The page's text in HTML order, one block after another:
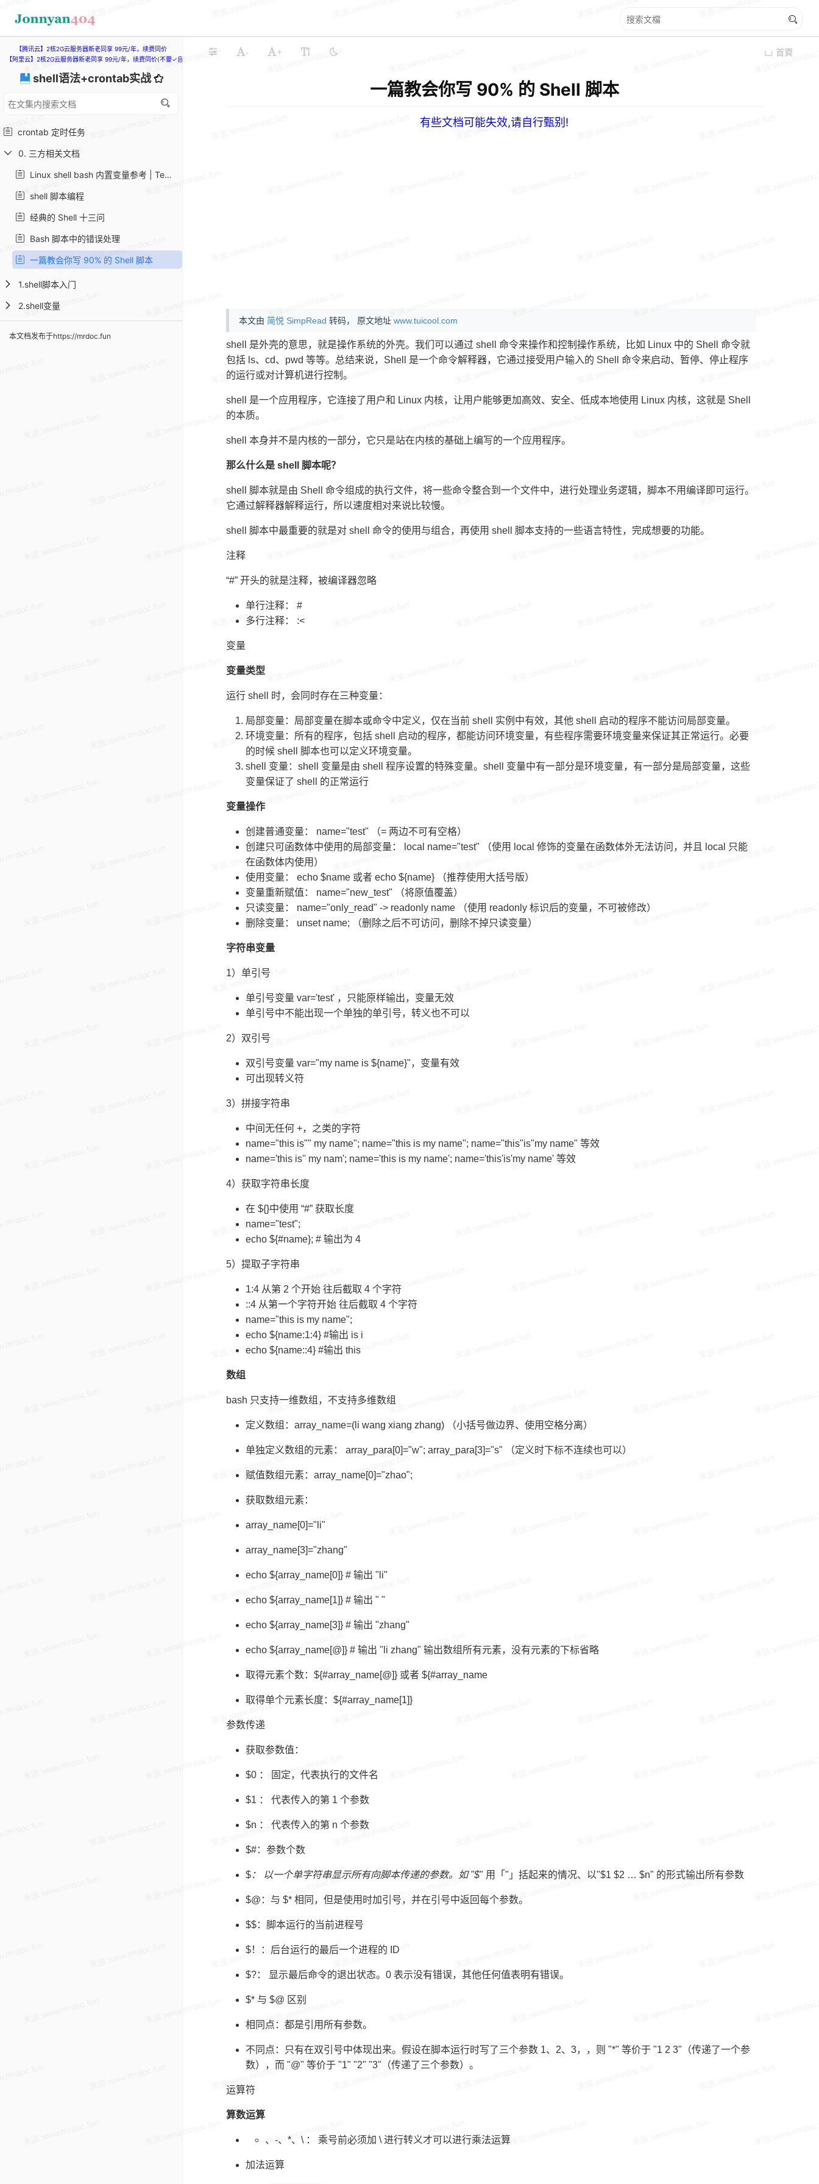
【腾讯云】2核2G云服务器新老同享 99元/年，续费同价
【阿里云】2核2G云服务器新老同享 99元/年，续费同价(不要✓自动续费)
shell语法+crontab实战
crontab 定时任务
0. 三方相关文档
Linux shell bash 内置变量参考 | Tengwait
shell 脚本编程
经典的 Shell 十三问
Bash 脚本中的错误处理
一篇教会你写 90% 的 Shell 脚本
1.shell脚本入门
2.shell变量
本文档发布于https://mrdoc.fun
- + 首頁
一篇教会你写 90% 的 Shell 脚本
有些文档可能失效,请自行甄别!
本文由 简悦 SimpRead 转码， 原文地址 www.tuicool.com
shell 是外壳的意思，就是操作系统的外壳。我们可以通过 shell 命令来操作和控制操作系统，比如 Linux 中的 Shell 命令就
包括 ls、cd、pwd 等等。总结来说，Shell 是一个命令解释器，它通过接受用户输入的 Shell 命令来启动、暂停、停止程序
的运行或对计算机进行控制。
shell 是一个应用程序，它连接了用户和 Linux 内核，让用户能够更加高效、安全、低成本地使用 Linux 内核，这就是 Shell
的本质。
shell 本身并不是内核的一部分，它只是站在内核的基础上编写的一个应用程序。
那么什么是 shell 脚本呢？
shell 脚本就是由 Shell 命令组成的执行文件，将一些命令整合到一个文件中，进行处理业务逻辑，脚本不用编译即可运行。
它通过解释器解释运行，所以速度相对来说比较慢。
shell 脚本中最重要的就是对 shell 命令的使用与组合，再使用 shell 脚本支持的一些语言特性，完成想要的功能。
注释
“#” 开头的就是注释，被编译器忽略
单行注释： #
多行注释： :<
变量
变量类型
运行 shell 时，会同时存在三种变量：
局部变量：局部变量在脚本或命令中定义，仅在当前 shell 实例中有效，其他 shell 启动的程序不能访问局部变量。
环境变量：所有的程序，包括 shell 启动的程序，都能访问环境变量，有些程序需要环境变量来保证其正常运行。必要
的时候 shell 脚本也可以定义环境变量。
shell 变量：shell 变量是由 shell 程序设置的特殊变量。shell 变量中有一部分是环境变量，有一部分是局部变量，这些
变量保证了 shell 的正常运行
变量操作
创建普通变量： name="test" （= 两边不可有空格）
创建只可函数体中使用的局部变量： local name="test" （使用 local 修饰的变量在函数体外无法访问，并且 local 只能
在函数体内使用）
使用变量： echo $name 或者 echo ${name} （推荐使用大括号版）
变量重新赋值： name="new_test" （将原值覆盖）
只读变量： name="only_read" -> readonly name （使用 readonly 标识后的变量，不可被修改）
删除变量： unset name; （删除之后不可访问，删除不掉只读变量）
字符串变量
1）单引号
单引号变量 var='test' ，只能原样输出，变量无效
单引号中不能出现一个单独的单引号，转义也不可以
2）双引号
双引号变量 var="my name is ${name}"，变量有效
可出现转义符
3）拼接字符串
中间无任何 +，之类的字符
name="this is"" my name"; name="this is my name"; name="this"is"my name" 等效
name='this is'' my nam'; name='this is my name'; name='this'is'my name' 等效
4）获取字符串长度
在 ${}中使用 “#” 获取长度
name="test";
echo ${#name}; # 输出为 4
5）提取子字符串
1:4 从第 2 个开始 往后截取 4 个字符
::4 从第一个字符开始 往后截取 4 个字符
name="this is my name";
echo ${name:1:4} #输出 is i
echo ${name::4} #输出 this
数组
bash 只支持一维数组，不支持多维数组
定义数组：array_name=(li wang xiang zhang) （小括号做边界、使用空格分离）
单独定义数组的元素： array_para[0]="w"; array_para[3]="s" （定义时下标不连续也可以）
赋值数组元素：array_name[0]="zhao";
获取数组元素：
array_name[0]="li"
array_name[3]="zhang"
echo ${array_name[0]} # 输出 "li"
echo ${array_name[1]} # 输出 " "
echo ${array_name[3]} # 输出 "zhang"
echo ${array_name[@]} # 输出 "li zhang" 输出数组所有元素，没有元素的下标省略
取得元素个数：${#array_name[@]} 或者 ${#array_name
取得单个元素长度：${#array_name[1]}
参数传递
获取参数值：
$0 ： 固定，代表执行的文件名
$1 ： 代表传入的第 1 个参数
$n ： 代表传入的第 n 个参数
$#：参数个数
$： 以一个单字符串显示所有向脚本传递的参数。如 "$" 用「"」括起来的情况、以"$1 $2 … $n" 的形式输出所有参数
$@：与 $* 相同，但是使用时加引号，并在引号中返回每个参数。
$$：脚本运行的当前进程号
$！：后台运行的最后一个进程的 ID
$?： 显示最后命令的退出状态。0 表示没有错误，其他任何值表明有错误。
$* 与 $@ 区别
相同点：都是引用所有参数。
不同点：只有在双引号中体现出来。假设在脚本运行时写了三个参数 1、2、3，，则 "*" 等价于 "1 2 3"（传递了一个参
数），而 "@" 等价于 "1" "2" "3"（传递了三个参数）。
运算符
算数运算
、-、*、\ ： 乘号前必须加 \ 进行转义才可以进行乘法运算
加法运算